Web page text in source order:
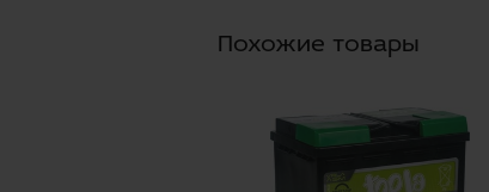
Похожие товары